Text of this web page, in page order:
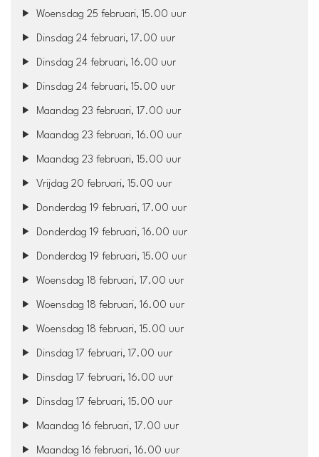
Woensdag 25 februari, 15.00 uur
Dinsdag 24 februari, 17.00 uur
Dinsdag 24 februari, 16.00 uur
Dinsdag 24 februari, 15.00 uur
Maandag 23 februari, 17.00 uur
Maandag 23 februari, 16.00 uur
Maandag 23 februari, 15.00 uur
Vrijdag 20 februari, 15.00 uur
Donderdag 19 februari, 17.00 uur
Donderdag 19 februari, 16.00 uur
Donderdag 19 februari, 15.00 uur
Woensdag 18 februari, 17.00 uur
Woensdag 18 februari, 16.00 uur
Woensdag 18 februari, 15.00 uur
Dinsdag 17 februari, 17.00 uur
Dinsdag 17 februari, 16.00 uur
Dinsdag 17 februari, 15.00 uur
Maandag 16 februari, 17.00 uur
Maandag 16 februari, 16.00 uur